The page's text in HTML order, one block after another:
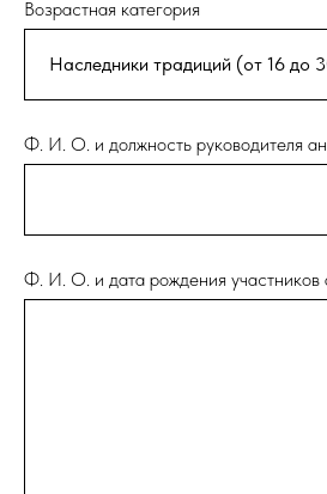
Возрастная категория
Ф. И. О. и должность руководителя
Ф. И. О. и дата рождения участников